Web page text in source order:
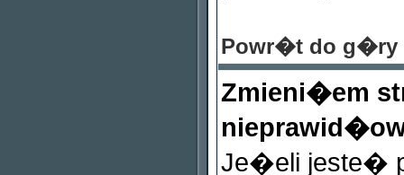
Powr�t do g�ry
Zmieni�em
Je�eli jeste�